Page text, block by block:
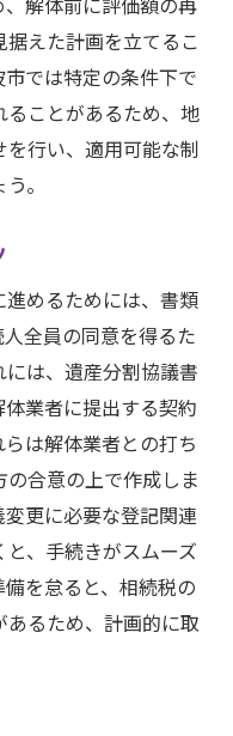
えた計画を立てるこ
では特定の条件下で
ことがあるため、地
行い、適用可能な制
。
めるためには、書類
全員の同意を得るた
は、遺産分割協議書
業者に提出する契約
は解体業者との打ち
合意の上で作成しま
更に必要な登記関連
、手続きがスムーズ
を怠ると、相続税の
るため、計画的に取